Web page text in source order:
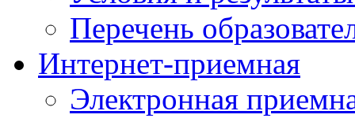
Перечень
Интернет-приемная
Электронная